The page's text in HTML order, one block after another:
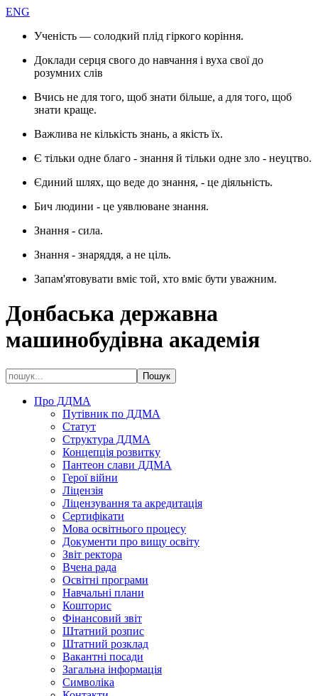
ENG
Ученість — солодкий плід гіркого коріння.
Доклади серця свого до навчання і вуха свої до
розумних слів
Вчись не для того, щоб знати більше, а для того, щоб
знати краще.
Важлива не кількість знань, а якість їх.
Є тільки одне благо - знання й тільки одне зло - неуцтво.
Єдиний шлях, що веде до знання, - це діяльність.
Бич людини - це уявлюване знання.
Знання - сила.
Знання - знаряддя, а не ціль.
Запам'ятовувати вміє той, хто вміє бути уважним.
Донбаська державна
машинобудівна академія
Про ДДМА
Путівник по ДДМА
Статут
Структура ДДМА
Концепція розвитку
Пантеон слави ДДМА
Герої війни
Ліцензія
Ліцензування та акредитація
Сертифікати
Мова освітнього процесу
Документи про вищу освіту
Звіт ректора
Вчена рада
Освітні програми
Навчальні плани
Кошторис
Фінансовий звіт
Штатний розпис
Штатний розклад
Вакантні посади
Загальна інформація
Символіка